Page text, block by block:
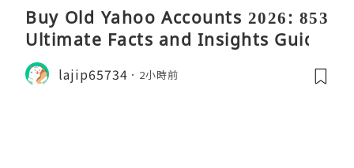
Buy Old Yahoo Accounts 2026: 853
Ultimate Facts and Insights Guide
lajip65734 2小時前